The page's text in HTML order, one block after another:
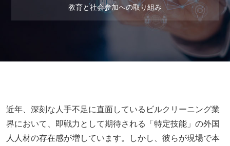
教育と社会参加への取り組み
近年、深刻な人手不足に直面しているビルクリーニング業
界において、即戦力として期待される「特定技能」の外国
人人材の存在感が増しています。しかし、彼らが現場で本